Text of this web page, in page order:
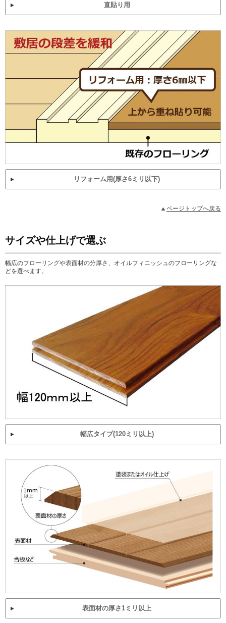
直貼り用
リフォーム用(厚さ6ミリ以下)
ページトップへ戻る
サイズや仕上げで選ぶ
幅広のフローリングや表面材の分厚さ、オイルフィニッシュのフローリングな
どを選べます。
幅広タイプ(120ミリ以上)
表面材の厚さ1ミリ以上